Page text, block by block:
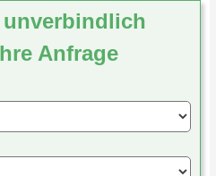
unverbindlich
Anfrage